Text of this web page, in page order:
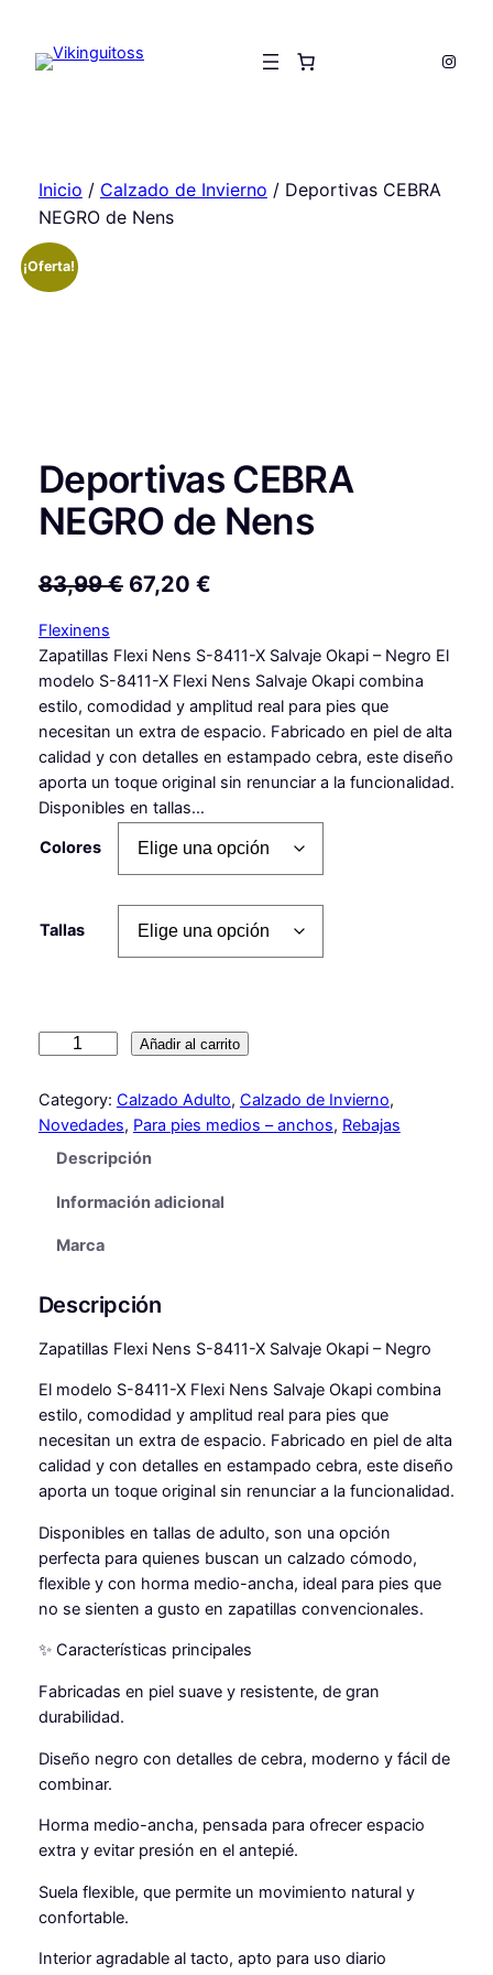
contenido
Inicio / Calzado de Invierno / Deportivas CEBRA
NEGRO de Nens
¡Oferta!
Deportivas CEBRA
NEGRO de Nens
83,99€ E
p
r
e
c
i
o
r
n
l
e
8
,
9
9
€
.
67,20 €E
p
r
e
c
i
o
c
t
l
s
€
.
Flexinens
Zapatillas Flexi Nens S-8411-X Salvaje Okapi – Negro El
modelo S-8411-X Flexi Nens Salvaje Okapi combina
estilo, comodidad y amplitud real para pies que
necesitan un extra de espacio. Fabricado en piel de alta
calidad y con detalles en estampado cebra, este diseño
aporta un toque original sin renunciar a la funcionalidad.
Disponibles en tallas…
Colores
Tallas
p
o
C
B
A
N
E
G
R
O
e
n
c
a
n
t
d
a
Añadir al carrito
Category: Calzado Adulto, Calzado de Invierno
Novedades, Para pies medios – anchos, Rebajas
Descripción
Información adicional
Marca
Descripción
Zapatillas Flexi Nens S-8411-X Salvaje Okapi – Negro
El modelo S-8411-X Flexi Nens Salvaje Okapi combina
estilo, comodidad y amplitud real para pies que
necesitan un extra de espacio. Fabricado en piel de alta
calidad y con detalles en estampado cebra, este diseño
aporta un toque original sin renunciar a la funcionalidad.
Disponibles en tallas de adulto, son una opción
perfecta para quienes buscan un calzado cómodo,
flexible y con horma medio-ancha, ideal para pies que
no se sienten a gusto en zapatillas convencionales.
✨ Características principales
Fabricadas en piel suave y resistente, de gran
durabilidad.
Diseño negro con detalles de cebra, moderno y fácil de
combinar.
Horma medio-ancha, pensada para ofrecer espacio
extra y evitar presión en el antepié.
Suela flexible, que permite un movimiento natural y
confortable.
Interior agradable al tacto, apto para uso diario